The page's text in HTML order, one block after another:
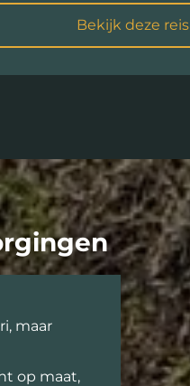
Bekijk deze reis
maar
op maat,